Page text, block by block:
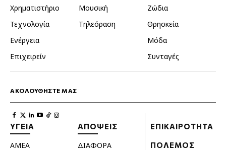
Χρηματιστήριο
Τεχνολογία
Ενέργεια
Επιχειρείν
Μουσική
Τηλεόραση
Ζώδια
Θρησκεία
Μόδα
Συνταγές
ΑΚΟΛΟΥΘΗΣΤΕ ΜΑΣ
ΥΓΕΙΑ
ΑΜΕΑ
ΑΠΟΨΕΙΣ
ΔΙΑΦΟΡΑ
ΕΠΙΚΑΙΡΟΤΗΤΑ
ΠΟΛΕΜΟΣ